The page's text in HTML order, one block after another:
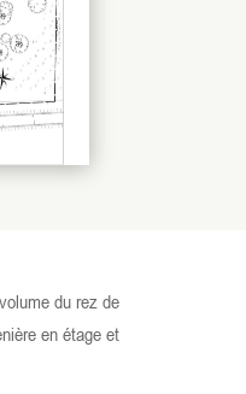
du rez de
en étage et